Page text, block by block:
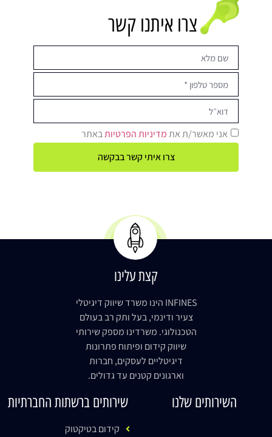
צרו איתנו קשר
אני מאשר/ת אתמדיניות הפרטיותבאתר
צרו איתי קשר בבקשה
קצת עלינו
INFINES הינו משרד שיווק דיגיטלי
צעיר ודינמי, בעל ותק רב בעולם
הטכנולוגי. משרדינו מספק שירותי
שיווק קידום ופיתוח פתרונות
דיגיטליים לעסקים, חברות
וארגונים קטנים עד גדולים.
השירותים שלנו שירותים ברשתות החברתיות
קידום בטיקטוק